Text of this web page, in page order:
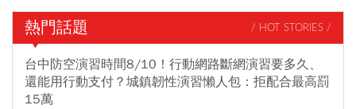
熱門話題 / HOT STORIES /
台中防空演習時間8/10！行動網路斷網演習要多久、
還能用行動支付？城鎮韌性演習懶人包：拒配合最高罰
15萬